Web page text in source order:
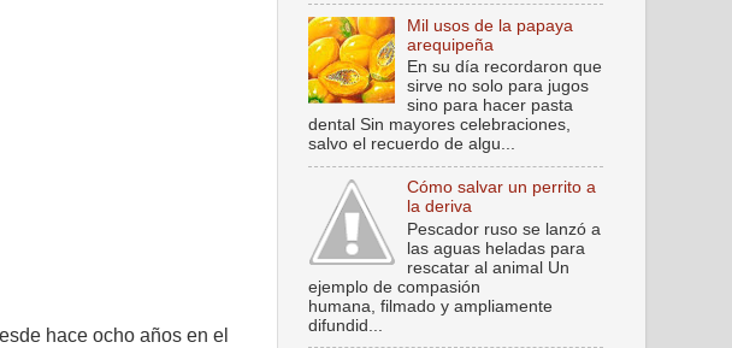
hace ocho años en el
Mil usos de la papaya
arequipeña
En su día recordaron que
sirve no solo para jugos
sino para hacer pasta
dental Sin mayores celebraciones,
salvo el recuerdo de algu...
Cómo salvar un perrito a
la deriva
Pescador ruso se lanzó a
las aguas heladas para
rescatar al animal Un
ejemplo de compasión
humana, filmado y ampliamente
difundid...